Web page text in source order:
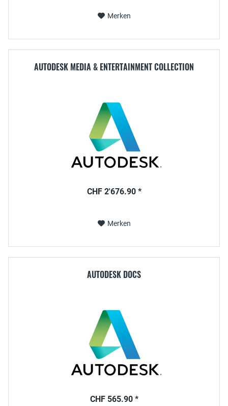
Merken
AUTODESK MEDIA & ENTERTAINMENT COLLECTION
CHF 2'676.90 *
Merken
AUTODESK DOCS
CHF 565.90 *